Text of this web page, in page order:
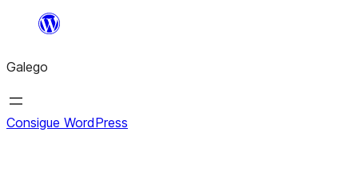
Saltar
contido
Galego
Consigue WordPress